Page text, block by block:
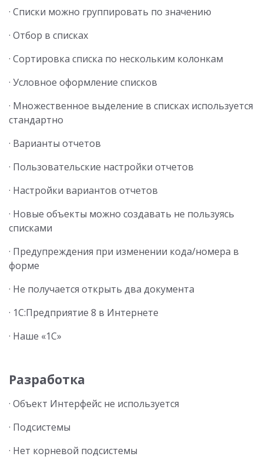
· Списки можно группировать по значению
· Отбор в списках
· Сортировка списка по нескольким колонкам
· Условное оформление списков
· Множеcтвенное выделение в списках используется
стандартно
· Варианты отчетов
· Пользовательские настройки отчетов
· Настройки вариантов отчетов
· Новые объекты можно создавать не пользуясь
списками
· Предупреждения при изменении кода/номера в
форме
· Не получается открыть два документа
· 1С:Предприятие 8 в Интернете
· Наше «1С»
Разработка
· Объект Интерфейс не используется
· Подсистемы
· Нет корневой подсистемы